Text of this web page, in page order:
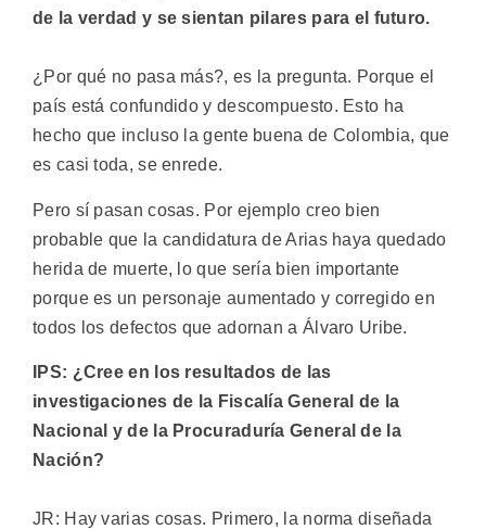
de la verdad y se sientan pilares para el futuro.
¿Por qué no pasa más?, es la pregunta. Porque el
país está confundido y descompuesto. Esto ha
hecho que incluso la gente buena de Colombia, que
es casi toda, se enrede.
Pero sí pasan cosas. Por ejemplo creo bien
probable que la candidatura de Arias haya quedado
herida de muerte, lo que sería bien importante
porque es un personaje aumentado y corregido en
todos los defectos que adornan a Álvaro Uribe.
IPS: ¿Cree en los resultados de las
investigaciones de la Fiscalía General de la
Nacional y de la Procuraduría General de la
Nación?
JR: Hay varias cosas. Primero, la norma diseñada